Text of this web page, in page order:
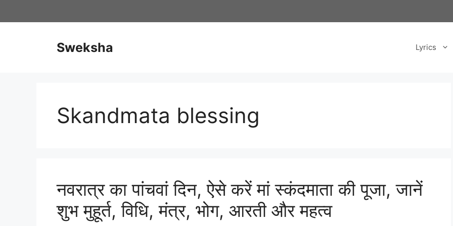
Sweksha Lyrics
Skandmata blessing
नवरात्र का पांचवां दिन, ऐसे करें मां स्कंदमाता की पूजा, जानें
शुभ मुहूर्त, विधि, मंत्र, भोग, आरती और महत्व